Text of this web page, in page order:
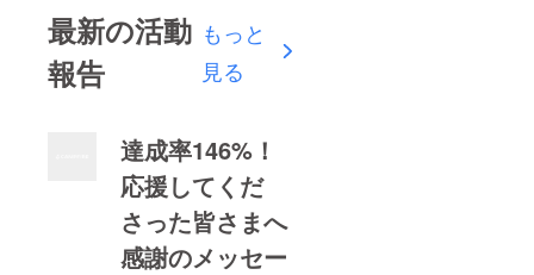
最新の活動
報告
もっと
見る
達成率146%！
応援してくだ
さった皆さまへ
感謝のメッセー